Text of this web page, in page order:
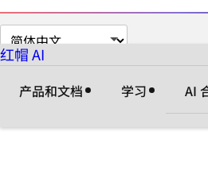
切
换
红帽 AI
产品和文档 学习 AI